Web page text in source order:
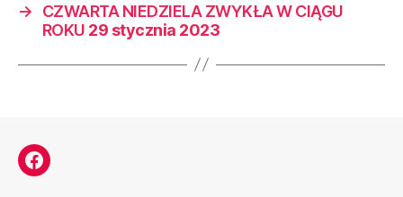
→
CZWARTA NIEDZIELA ZWYKŁA W CIĄGU
ROKU 29 stycznia 2023
Facebook